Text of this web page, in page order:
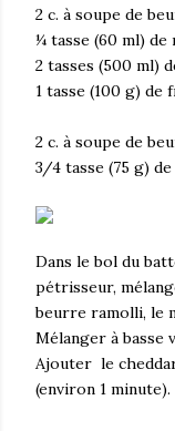
2 c. à soupe de
¼ tasse (60 ml) de
2 tasses (500 ml)
1 tasse (100 g)
2 c. à soupe de
3/4 tasse (75 g)
Dans le bol du
pétrisseur,
beurre ramolli, le
Mélanger à basse
Ajouter le
(environ 1 minute).